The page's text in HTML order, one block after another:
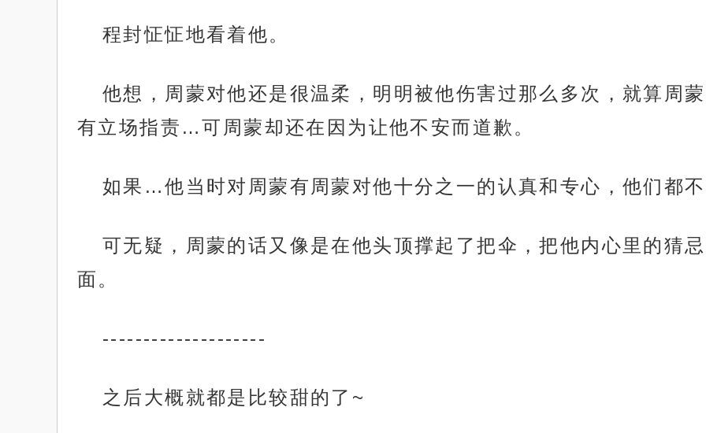
程封怔怔地看着他。
他想，周蒙对他还是很温柔，明明被他伤害过那么多次，就算周
有立场指责…可周蒙却还在因为让他不安而道歉。
如果…他当时对周蒙有周蒙对他十分之一的认真和专心，他们都
可无疑，周蒙的话又像是在他头顶撑起了把伞，把他内心里的猜
面。
--------------------
之后大概就都是比较甜的了~